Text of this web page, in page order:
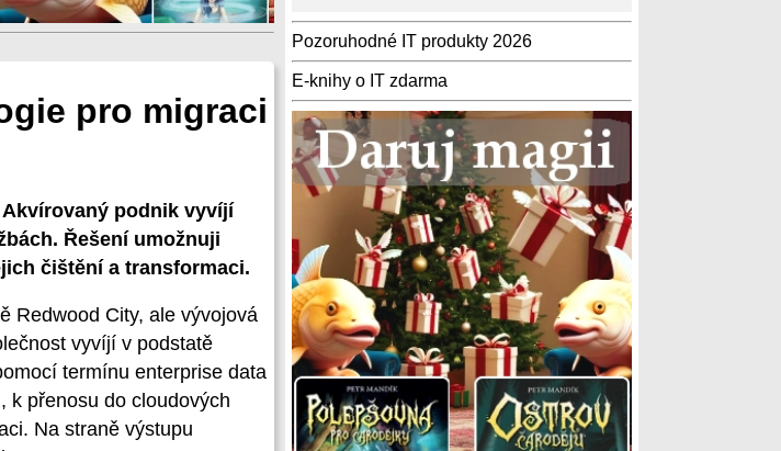
Pozoruhodné IT produkty 2026
E-knihy o IT zdarma
pro migraci
podnik vyvíjí
Řešení umožnuji
čištění a transformaci.
Redwood City, ale vývojová
vyvíjí v podstatě
termínu enterprise data
k přenosu do cloudových
Na straně výstupu